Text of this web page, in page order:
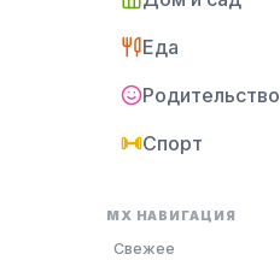
Еда
Родительство
Спорт
MX НАВИГАЦИЯ
Свежее